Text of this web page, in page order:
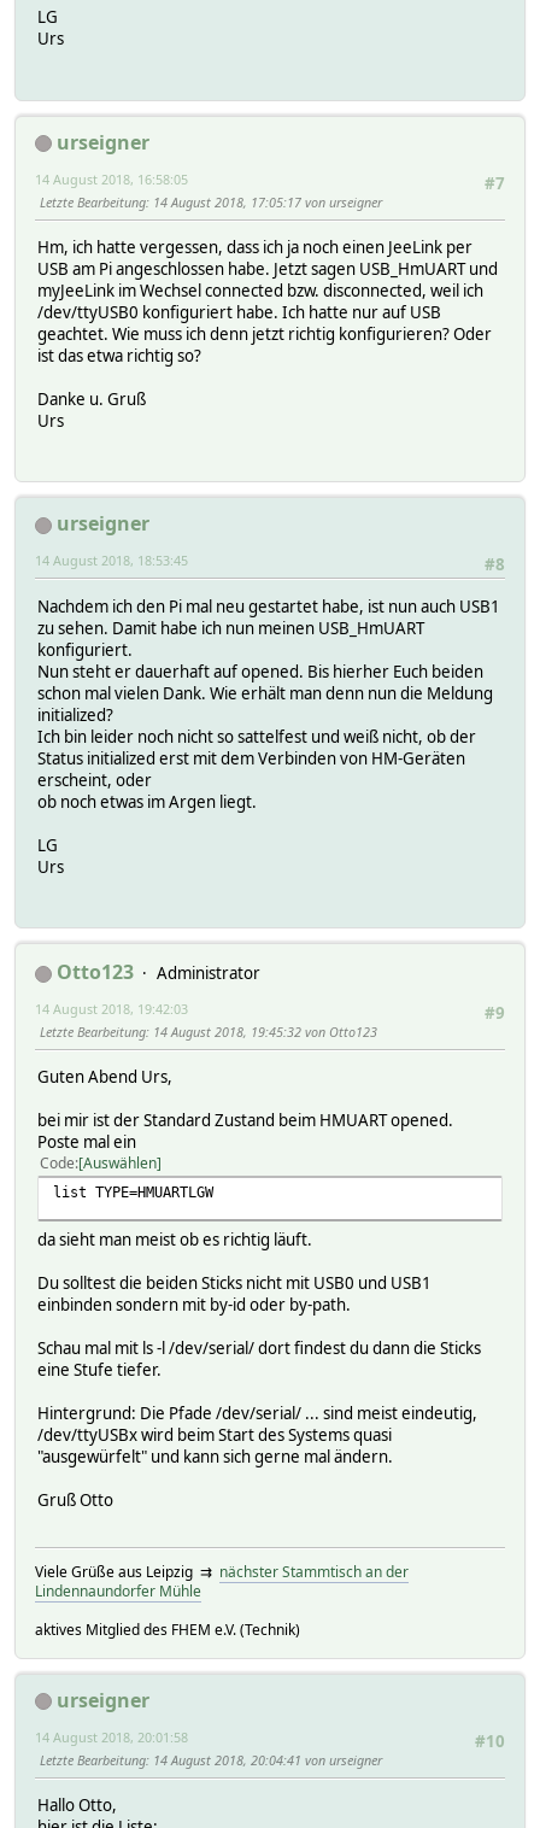
LG
Urs
urseigner
#7
14 August 2018, 16:58:05
Letzte Bearbeitung: 14 August 2018, 17:05:17 von urseigner
Hm, ich hatte vergessen, dass ich ja noch einen JeeLink per
USB am Pi angeschlossen habe. Jetzt sagen USB_HmUART und
myJeeLink im Wechsel connected bzw. disconnected, weil ich
/dev/ttyUSB0 konfiguriert habe. Ich hatte nur auf USB
geachtet. Wie muss ich denn jetzt richtig konfigurieren? Oder
ist das etwa richtig so?
Danke u. Gruß
Urs
urseigner
#8
14 August 2018, 18:53:45
Nachdem ich den Pi mal neu gestartet habe, ist nun auch USB1
zu sehen. Damit habe ich nun meinen USB_HmUART
konfiguriert.
Nun steht er dauerhaft auf opened. Bis hierher Euch beiden
schon mal vielen Dank. Wie erhält man denn nun die Meldung
initialized?
Ich bin leider noch nicht so sattelfest und weiß nicht, ob der
Status initialized erst mit dem Verbinden von HM-Geräten
erscheint, oder
ob noch etwas im Argen liegt.
LG
Urs
Otto123
Administrator
#9
14 August 2018, 19:42:03
Letzte Bearbeitung: 14 August 2018, 19:45:32 von Otto123
Guten Abend Urs,
bei mir ist der Standard Zustand beim HMUART opened.
Poste mal ein
Code Auswählen
list TYPE=HMUARTLGW
da sieht man meist ob es richtig läuft.
Du solltest die beiden Sticks nicht mit USB0 und USB1
einbinden sondern mit by-id oder by-path.
Schau mal mit ls -l /dev/serial/ dort findest du dann die Sticks
eine Stufe tiefer.
Hintergrund: Die Pfade /dev/serial/ ... sind meist eindeutig,
/dev/ttyUSBx wird beim Start des Systems quasi
"ausgewürfelt" und kann sich gerne mal ändern.
Gruß Otto
Viele Grüße aus Leipzig ⇉ nächster Stammtisch an der
Lindennaundorfer Mühle
aktives Mitglied des FHEM e.V. (Technik)
urseigner
#10
14 August 2018, 20:01:58
Letzte Bearbeitung: 14 August 2018, 20:04:41 von urseigner
Hallo Otto,